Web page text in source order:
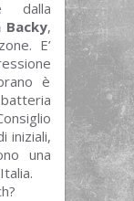
dalla
Backy,
E’
è
iniziali,
una